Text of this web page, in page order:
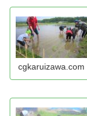
cgkaruizawa.com